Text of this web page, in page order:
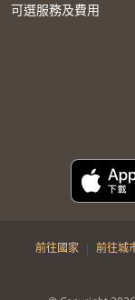
可選服務及費用
前往國家 | 前往城